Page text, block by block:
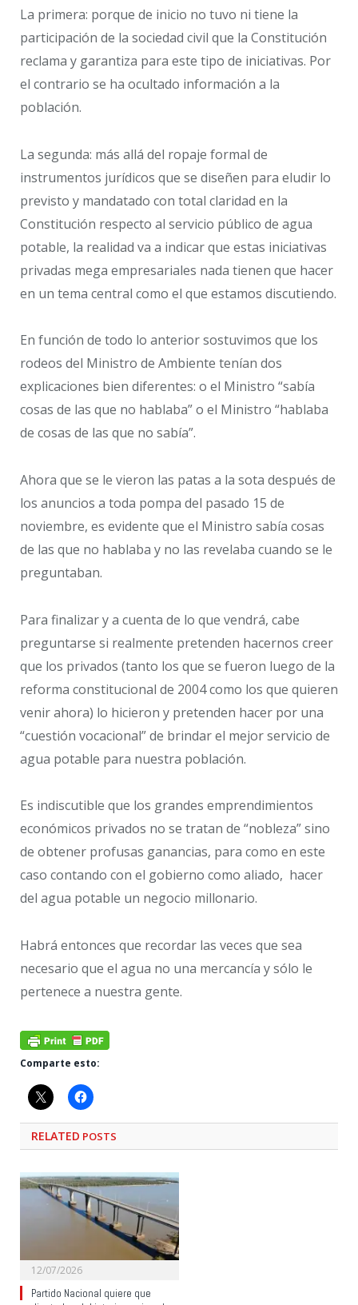
La primera: porque de inicio no tuvo ni tiene la
participación de la sociedad civil que la Constitución
reclama y garantiza para este tipo de iniciativas. Por
el contrario se ha ocultado información a la
población.
La segunda: más allá del ropaje formal de
instrumentos jurídicos que se diseñen para eludir lo
previsto y mandatado con total claridad en la
Constitución respecto al servicio público de agua
potable, la realidad va a indicar que estas iniciativas
privadas mega empresariales nada tienen que hacer
en un tema central como el que estamos discutiendo.
En función de todo lo anterior sostuvimos que los
rodeos del Ministro de Ambiente tenían dos
explicaciones bien diferentes: o el Ministro “sabía
cosas de las que no hablaba” o el Ministro “hablaba
de cosas de las que no sabía”.
Ahora que se le vieron las patas a la sota después de
los anuncios a toda pompa del pasado 15 de
noviembre, es evidente que el Ministro sabía cosas
de las que no hablaba y no las revelaba cuando se le
preguntaban.
Para finalizar y a cuenta de lo que vendrá, cabe
preguntarse si realmente pretenden hacernos creer
que los privados (tanto los que se fueron luego de la
reforma constitucional de 2004 como los que quieren
venir ahora) lo hicieron y pretenden hacer por una
“cuestión vocacional” de brindar el mejor servicio de
agua potable para nuestra población.
Es indiscutible que los grandes emprendimientos
económicos privados no se tratan de “nobleza” sino
de obtener profusas ganancias, para como en este
caso contando con el gobierno como aliado, hacer
del agua potable un negocio millonario.
Habrá entonces que recordar las veces que sea
necesario que el agua no una mercancía y sólo le
pertenece a nuestra gente.
Comparte esto:
RELATED POSTS
12/07/2026
Partido Nacional quiere que